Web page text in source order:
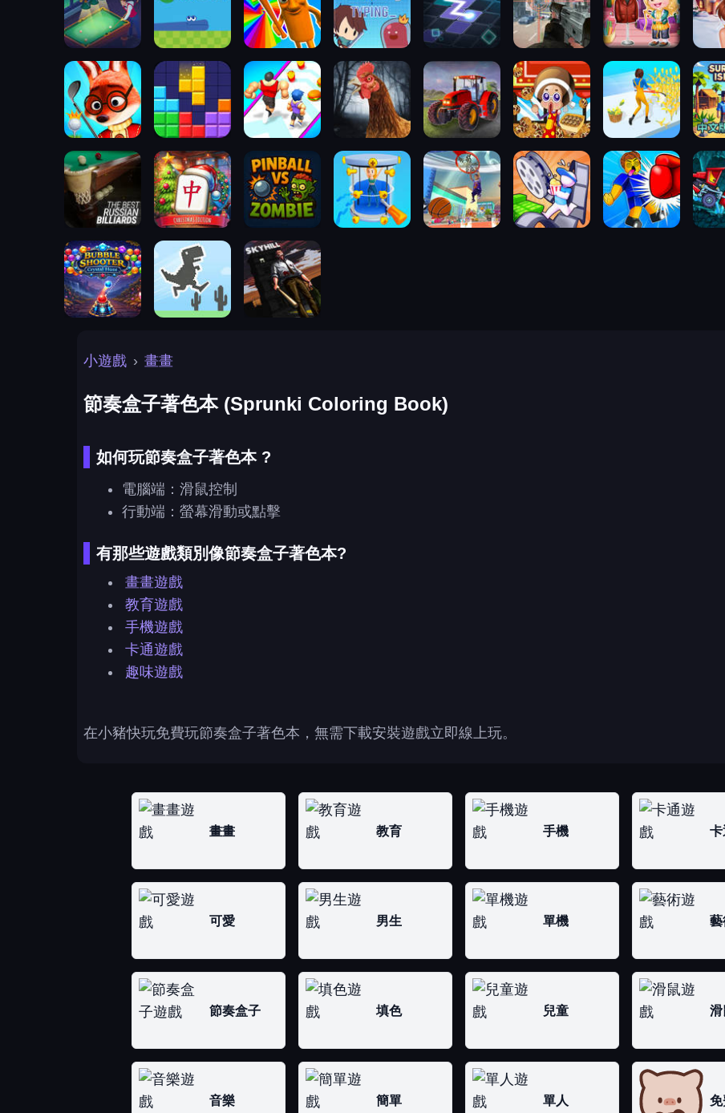
小遊戲 › 畫畫
節奏盒子著色本 (Sprunki Coloring Book)
如何玩節奏盒子著色本 ?
電腦端：滑鼠控制
行動端：螢幕滑動或點擊
有那些遊戲類別像節奏盒子著色本?
畫畫遊戲
教育遊戲
手機遊戲
卡通遊戲
趣味遊戲
在小豬快玩免費玩節奏盒子著色本，無需下載安裝遊戲立即線上玩。
畫畫 教育 手機 卡
可愛 男生 單機 藝
節奏盒子 填色 兒童 滑
音樂 簡單 單人 免